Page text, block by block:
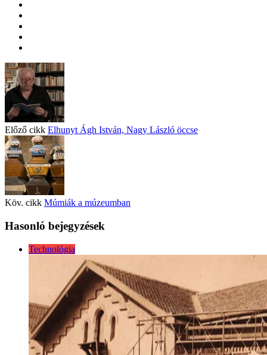
Előző cikk Elhunyt Ágh István, Nagy László öccse
Köv. cikk Múmiák a múzeumban
Hasonló bejegyzések
Technológia